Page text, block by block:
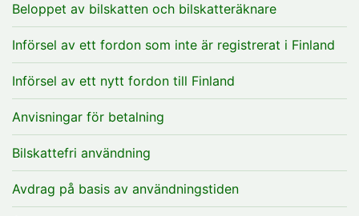
Beloppet av bilskatten och bilskatteräknare
Införsel av ett fordon som inte är registrerat i Finland
Införsel av ett nytt fordon till Finland
Anvisningar för betalning
Bilskattefri användning
Avdrag på basis av användningstiden